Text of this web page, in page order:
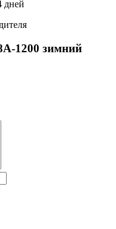
дней
1200 зимний